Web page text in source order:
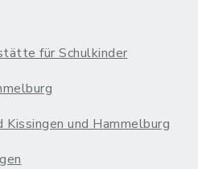
für Schulkinder
Kissingen und Hammelburg